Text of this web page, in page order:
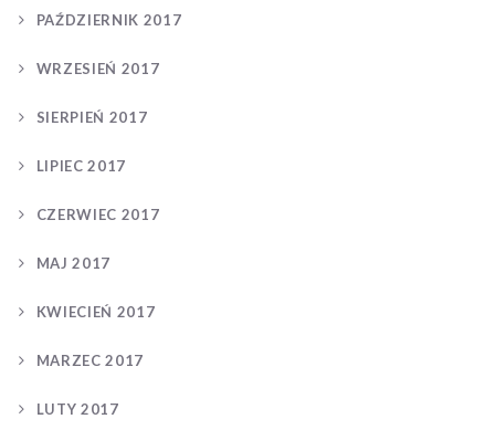
PAŹDZIERNIK 2017
WRZESIEŃ 2017
SIERPIEŃ 2017
LIPIEC 2017
CZERWIEC 2017
MAJ 2017
KWIECIEŃ 2017
MARZEC 2017
LUTY 2017